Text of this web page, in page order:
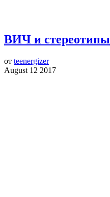
ВИЧ и стереотипы
от teenergizer
August 12 2017